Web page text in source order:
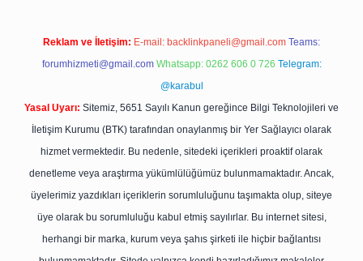
Reklam ve İletişim: E-mail: backlinkpaneli@gmail.com Teams:
forumhizmeti@gmail.com Whatsapp: 0262 606 0 726 Telegram:
@karabul
Yasal Uyarı: Sitemiz, 5651 Sayılı Kanun gereğince Bilgi Teknolojileri ve
İletişim Kurumu (BTK) tarafından onaylanmış bir Yer Sağlayıcı olarak
hizmet vermektedir. Bu nedenle, sitedeki içerikleri proaktif olarak
denetleme veya araştırma yükümlülüğümüz bulunmamaktadır. Ancak,
üyelerimiz yazdıkları içeriklerin sorumluluğunu taşımakta olup, siteye
üye olarak bu sorumluluğu kabul etmiş sayılırlar. Bu internet sitesi,
herhangi bir marka, kurum veya şahıs şirketi ile hiçbir bağlantısı